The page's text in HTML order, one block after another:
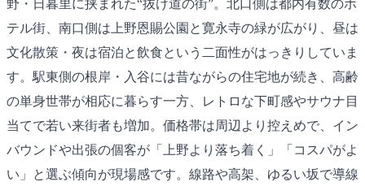
野・日暮里に挟まれた“抜け道の街”。北口側は都内有数のホ
テル街、南口側は上野恩賜公園と寛永寺の緑が広がり、昼は
文化散策・夜は宿泊と飲食という二面性がはっきりしていま
す。駅東側の根岸・入谷には昔ながらの住宅地が続き、高齢
の単身世帯が相応に暮らす一方、レトロな下町感やサウナ目
当てで若い来街者も増加。価格帯は周辺より控えめで、イン
バウンドや出張の個客が「上野より落ち着く」「コスパがよ
い」と選ぶ傾向が現場感です。線路や高架、ゆるい坂で導線